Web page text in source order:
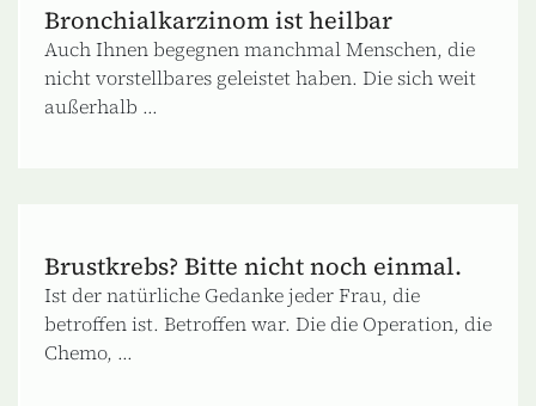
Bronchialkarzinom ist heilbar
Auch Ihnen begegnen manchmal Menschen, die
nicht vorstellbares geleistet haben. Die sich weit
außerhalb ...
Brustkrebs? Bitte nicht noch einmal.
Ist der natürliche Gedanke jeder Frau, die
betroffen ist. Betroffen war. Die die Operation, die
Chemo, ...